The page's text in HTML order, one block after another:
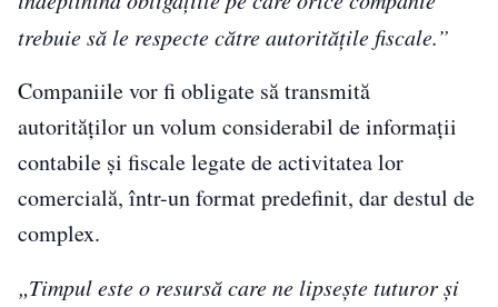
trebuie să le respecte către autoritățile fiscale.”
Companiile vor fi obligate să transmită
autorităților un volum considerabil de informații
contabile și fiscale legate de activitatea lor
comercială, într-un format predefinit, dar destul de
complex.
„Timpul este o resursă care ne lipsește tuturor și